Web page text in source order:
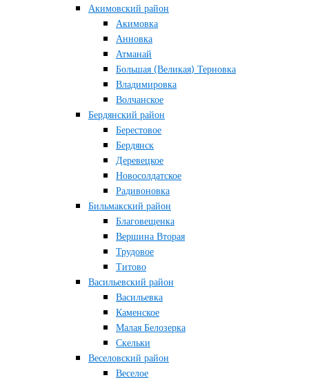
Акимовский район
Акимовка
Анновка
Атманай
Большая (Великая) Терновка
Владимировка
Волчанское
Бердянский район
Берестовое
Бердянск
Деревецкое
Новосолдатское
Радивоновка
Бильмакский район
Благовещенка
Вершина Вторая
Трудовое
Титово
Васильевский район
Васильевка
Каменское
Малая Белозерка
Скельки
Веселовский район
Веселое